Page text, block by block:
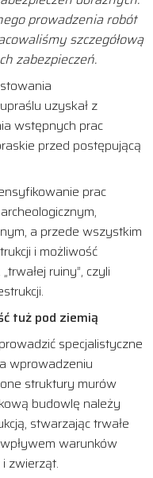
prowadzenia robót
szczegółową
zabezpieczeń.
uzyskał z
wstępnych prac
przed postępującą
prac
a przede wszystkim
i możliwość
ruiny”, czyli
tuż pod ziemią
specjalistyczne
wprowadzeniu
struktury murów
budowlę należy
stwarzając trwałe
warunków
zwierząt.